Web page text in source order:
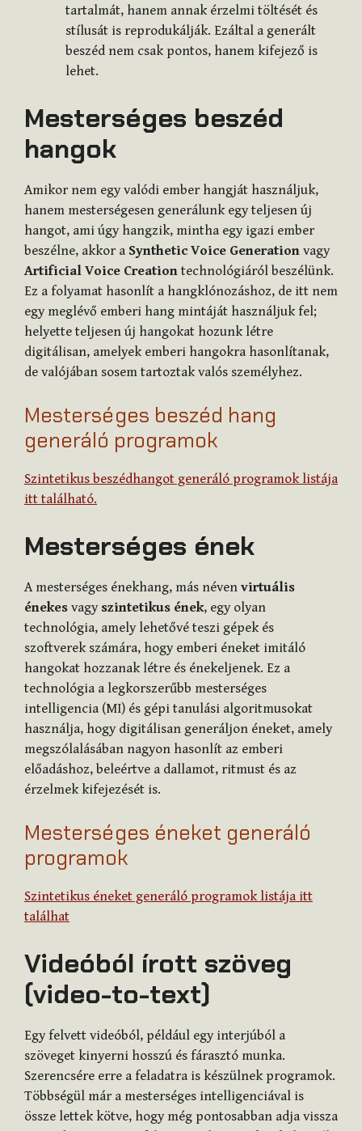
tartalmát, hanem annak érzelmi töltését és
stílusát is reprodukálják. Ezáltal a generált
beszéd nem csak pontos, hanem kifejező is
lehet.
Mesterséges beszéd
hangok
Amikor nem egy valódi ember hangját használjuk,
hanem mesterségesen generálunk egy teljesen új
hangot, ami úgy hangzik, mintha egy igazi ember
beszélne, akkor a Synthetic Voice Generation vagy
Artificial Voice Creation technológiáról beszélünk.
Ez a folyamat hasonlít a hangklónozáshoz, de itt nem
egy meglévő emberi hang mintáját használjuk fel;
helyette teljesen új hangokat hozunk létre
digitálisan, amelyek emberi hangokra hasonlítanak,
de valójában sosem tartoztak valós személyhez.
Mesterséges beszéd hang
generáló programok
Szintetikus beszédhangot generáló programok listája
itt található.
Mesterséges ének
A mesterséges énekhang, más néven virtuális
énekes vagy szintetikus ének, egy olyan
technológia, amely lehetővé teszi gépek és
szoftverek számára, hogy emberi éneket imitáló
hangokat hozzanak létre és énekeljenek. Ez a
technológia a legkorszerűbb mesterséges
intelligencia (MI) és gépi tanulási algoritmusokat
használja, hogy digitálisan generáljon éneket, amely
megszólalásában nagyon hasonlít az emberi
előadáshoz, beleértve a dallamot, ritmust és az
érzelmek kifejezését is.
Mesterséges éneket generáló
programok
Szintetikus éneket generáló programok listája itt
találhat
Videóból írott szöveg
(video-to-text)
Egy felvett videóból, például egy interjúból a
szöveget kinyerni hosszú és fárasztó munka.
Szerencsére erre a feladatra is készülnek programok.
Többségül már a mesterséges intelligenciával is
össze lettek kötve, hogy még pontosabban adja vissza